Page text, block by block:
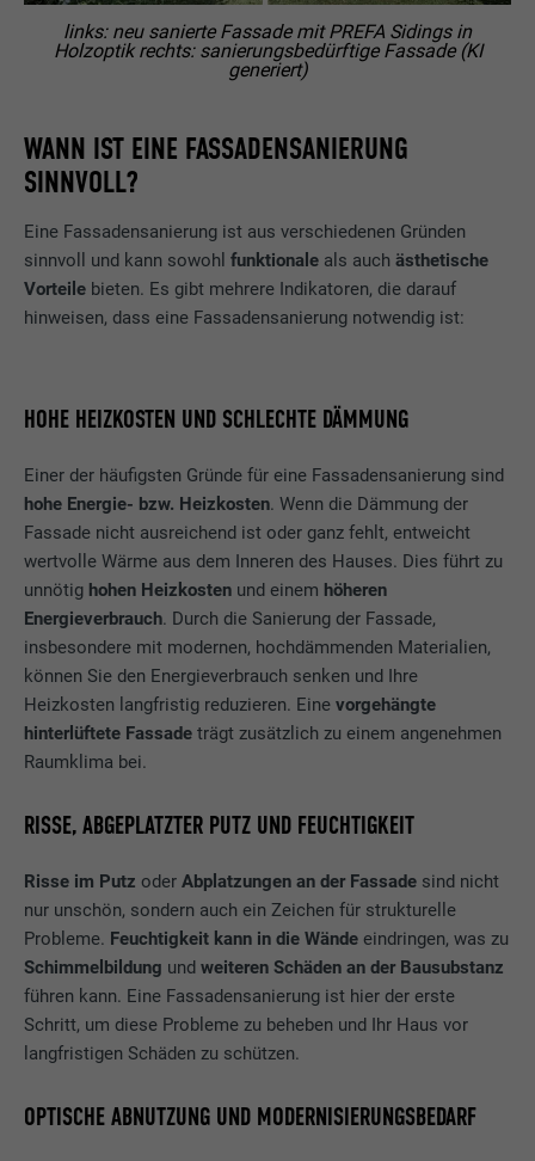
WANN IST EINE FASSADENSANIERUNG
SINNVOLL?
Eine Fassadensanierung ist aus verschiedenen Gründen
sinnvoll und kann sowohlfunktionale als auchästhetische
Vorteile bieten. Es gibt mehrere Indikatoren, die darauf
hinweisen, dass eine Fassadensanierung notwendig ist:
links: neu sanierte Fassade mit PREFA Sidings in
Holzoptik rechts: sanierungsbedürftige Fassade (KI
generiert)
HOHE HEIZKOSTEN UND SCHLECHTE DÄMMUNG
Einer der häufigsten Gründe für eine Fassadensanierung sind
hohe Energie- bzw. Heizkosten. Wenn die Dämmung der
Fassade nicht ausreichend ist oder ganz fehlt, entweicht
wertvolle Wärme aus dem Inneren des Hauses. Dies führt zu
unnötig hohen Heizkosten und einem höheren
Energieverbrauch. Durch die Sanierung der Fassade,
insbesondere mit modernen, hochdämmenden Materialien,
können Sie den Energieverbrauch senken und Ihre
Heizkosten langfristig reduzieren. Einevorgehängte
hinterlüftete Fassade trägt zusätzlich zu einem angenehmen
Raumklima bei.
RISSE, ABGEPLATZTER PUTZ UND FEUCHTIGKEIT
Risse im Putz oderAbplatzungen an der Fassade sind nicht
nur unschön, sondern auch ein Zeichen für strukturelle
Probleme. Feuchtigkeit kann in die Wände eindringen, was zu
Schimmelbildung undweiteren Schäden an der Bausubstanz
führen kann. Eine Fassadensanierung ist hier der erste
Schritt, um diese Probleme zu beheben und Ihr Haus vor
langfristigen Schäden zu schützen.
OPTISCHE ABNUTZUNG UND MODERNISIERUNGSBEDARF